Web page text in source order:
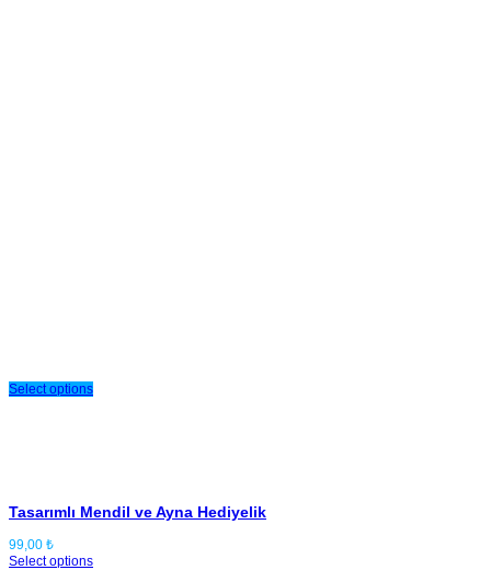
Select options
Tasarımlı Mendil ve Ayna Hediyelik
99,00 ₺
Select options